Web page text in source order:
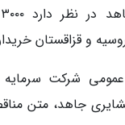
و قزاقستان
عمومی شرکت
جاهد، متن